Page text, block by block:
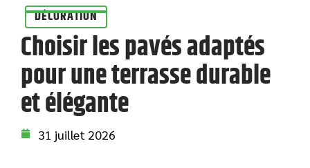
DÉCORATION
Choisir les pavés adaptés
pour une terrasse durable
et élégante
31 juillet 2026